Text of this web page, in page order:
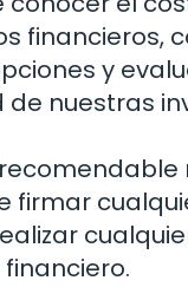
financieros,
y
nuestras
firmar